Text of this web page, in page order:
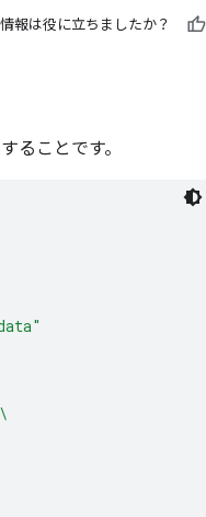
報は役に立ちましたか？
ることです。
\